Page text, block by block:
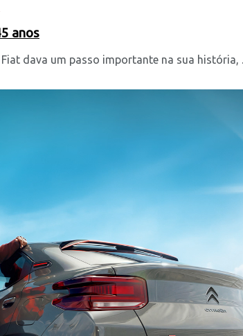
anos
dava um passo importante na sua história,